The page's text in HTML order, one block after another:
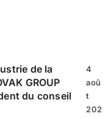
de la
GROUP
du conseil
4
aoû
t
202